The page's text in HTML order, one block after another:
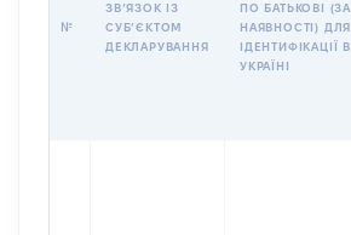
№
ЗВʼЯЗОК ІЗ
СУБʼЄКТОМ
ДЕКЛАРУВАННЯ
ПО БАТЬКОВІ (ЗА
НАЯВНОСТІ) ДЛЯ
ІДЕНТИФІКАЦІЇ В
УКРАЇНІ